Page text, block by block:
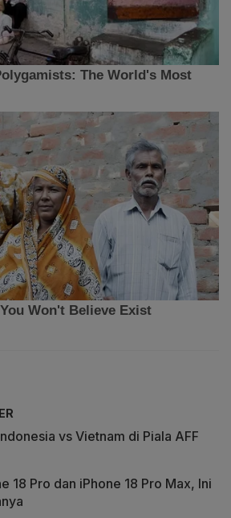
vs Vietnam di Piala AFF
18 Pro dan iPhone 18 Pro Max, Ini